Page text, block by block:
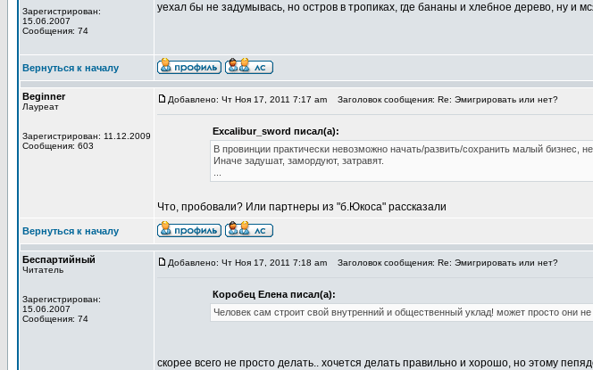
Зарегистрирован:
15.06.2007
Сообщения: 74
уехал бы не задумывась, но остров в тропиках, где бананы и хлебное дерево, ну и
Вернуться к началу
Beginner
Лауреат
Зарегистрирован: 11.12.2009
Сообщения: 603
Добавлено: Чт Ноя 17, 2011 7:17 am Заголовок сообщения: Re: Эмигрировать или нет?
Excalibur_sword писал(а):
В провинции практически невозможно начать/развить/сохранить малый
Иначе задушат, замордуют, затравят.
Что, пробовали? Или партнеры из "б.Юкоса" рассказали
Вернуться к началу
Беспартийный
Читатель
Зарегистрирован:
15.06.2007
Сообщения: 74
Добавлено: Чт Ноя 17, 2011 7:18 am Заголовок сообщения: Re: Эмигрировать или нет?
Коробец Елена писал(а):
Человек сам строит свой внутренний и общественный уклад! может просто они не
скорее всего не просто делать.. хочется делать правильно и хорошо, но этому